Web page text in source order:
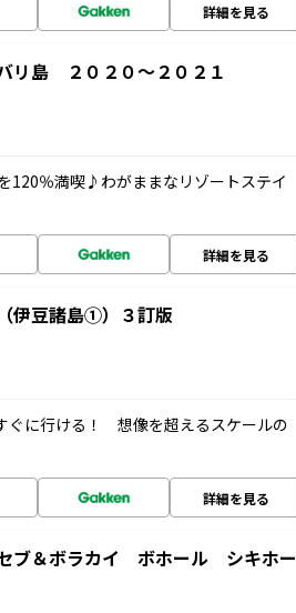
詳細を見る
島 ２０２０～２０２１
120％満喫♪わがままなリゾートステイ
詳細を見る
豆諸島①）３訂版
ぐに行ける！ 想像を超えるスケールの
詳細を見る
＆ボラカイ ボホール シキホー